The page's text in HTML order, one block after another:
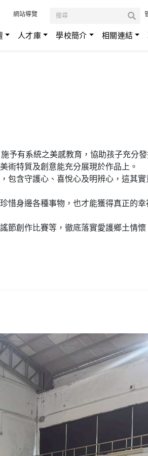
網站導覽
人才庫 學校簡介 相關連結
予有系統之美感教育，協助孩子充分
術特質及創意能充分展現於作品上。
包含守護心、喜悅心及明辨心，這其實
惜身邊各種事物，也才能獲得真正的幸
節創作比賽等，徹底落實愛護鄉土情懷